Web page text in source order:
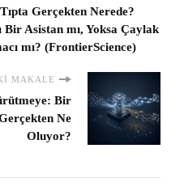
Gerçekten Nerede?
Bir Asistan mı, Yoksa Çaylak
mı? (FrontierScience)
MAKALE
Bir
Ne
Oluyor?